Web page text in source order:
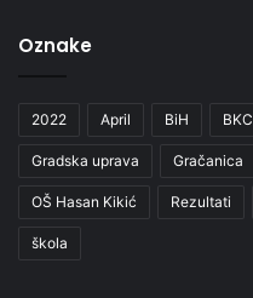
Oznake
2022 April BiH BKC
Gradska uprava Gračanica
OŠ Hasan Kikić Rezultati
škola